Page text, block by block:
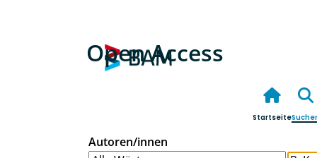
Open Access
Startseite
Autoren/innen